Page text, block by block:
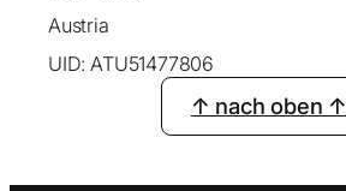
Austria
UID: ATU51477806
↑ nach oben ↑